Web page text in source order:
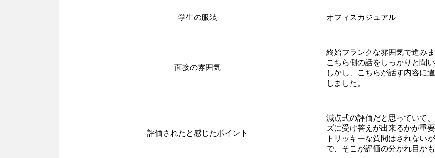
学生の服装 オフィスカジュアル
面接の雰囲気
終始フランクな雰囲気で進み
こちら側の話をしっかりと聞
しかし、こちらが話す内容に
しました。
評価されたと感じたポイント
減点式の評価だと思っていて
ズに受け答えが出来るかが重
トリッキーな質問はされない
で、そこが評価の分かれ目か